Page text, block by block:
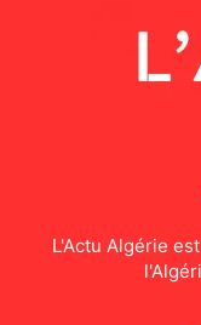
L'Actu Algérie